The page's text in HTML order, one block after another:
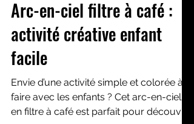
Activités créatives
Arc-en-ciel filtre à café :
activité créative enfant
facile
Envie d’une activité simple et colorée à